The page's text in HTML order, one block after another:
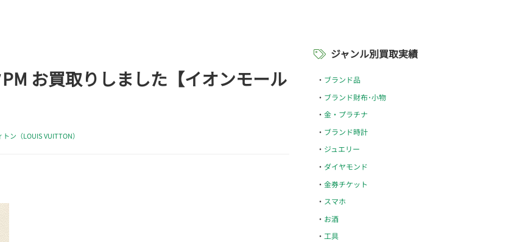
お買取りしました【イオンモール
ン（LOUIS VUITTON）
ジャンル別買取実績
ブランド品
ブランド財布･小物
金・プラチナ
ブランド時計
ジュエリー
ダイヤモンド
金券チケット
スマホ
お酒
工具